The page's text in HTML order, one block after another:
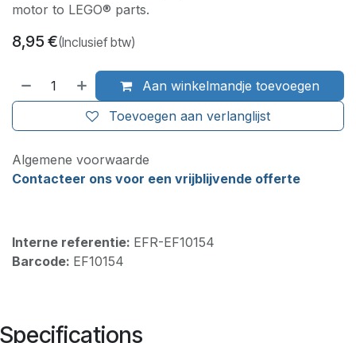
motor to LEGO® parts.
8,95 €(Inclusief btw)
Aan winkelmandje toevoegen
Toevoegen aan verlanglijst
Algemene voorwaarde
Contacteer ons voor een vrijblijvende offerte
Interne referentie: EFR-EF10154
Barcode: EF10154
Specifications